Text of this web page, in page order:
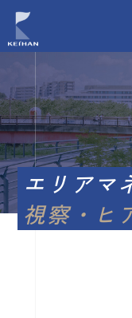
エリアマ
視察・ヒ